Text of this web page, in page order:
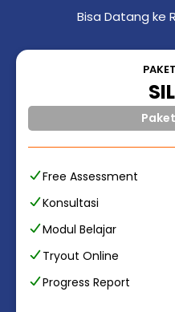
Bisa Datang ke
Free Assessment
Konsultasi
Modul Belajar
Tryout Online
Progress Report